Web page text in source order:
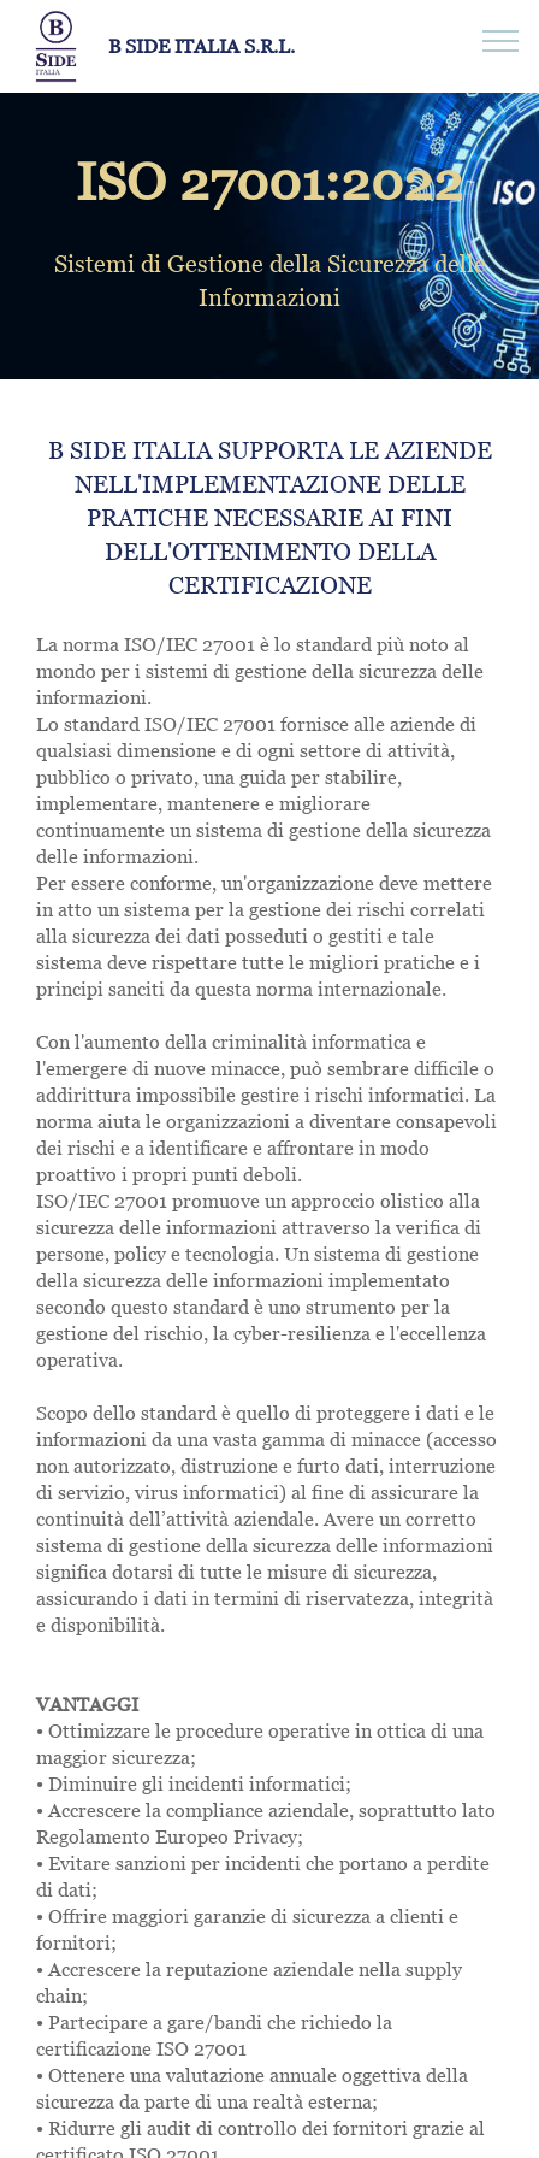
B SIDE ITALIA S.R.L.
ISO 27001:2022
Sistemi di Gestione della Sicurezza delle
Informazioni
B SIDE ITALIA SUPPORTA LE AZIENDE
NELL'IMPLEMENTAZIONE DELLE
PRATICHE NECESSARIE AI FINI
DELL'OTTENIMENTO DELLA
CERTIFICAZIONE
La norma ISO/IEC 27001 è lo standard più noto al
mondo per i sistemi di gestione della sicurezza delle
informazioni.
Lo standard ISO/IEC 27001 fornisce alle aziende di
qualsiasi dimensione e di ogni settore di attività,
pubblico o privato, una guida per stabilire,
implementare, mantenere e migliorare
continuamente un sistema di gestione della sicurezza
delle informazioni.
Per essere conforme, un'organizzazione deve mettere
in atto un sistema per la gestione dei rischi correlati
alla sicurezza dei dati posseduti o gestiti e tale
sistema deve rispettare tutte le migliori pratiche e i
principi sanciti da questa norma internazionale.
Con l'aumento della criminalità informatica e
l'emergere di nuove minacce, può sembrare difficile o
addirittura impossibile gestire i rischi informatici. La
norma aiuta le organizzazioni a diventare consapevoli
dei rischi e a identificare e affrontare in modo
proattivo i propri punti deboli.
ISO/IEC 27001 promuove un approccio olistico alla
sicurezza delle informazioni attraverso la verifica di
persone, policy e tecnologia. Un sistema di gestione
della sicurezza delle informazioni implementato
secondo questo standard è uno strumento per la
gestione del rischio, la cyber-resilienza e l'eccellenza
operativa.
Scopo dello standard è quello di proteggere i dati e le
informazioni da una vasta gamma di minacce (accesso
non autorizzato, distruzione e furto dati, interruzione
di servizio, virus informatici) al fine di assicurare la
continuità dell’attività aziendale. Avere un corretto
sistema di gestione della sicurezza delle informazioni
significa dotarsi di tutte le misure di sicurezza,
assicurando i dati in termini di riservatezza, integrità
e disponibilità.
VANTAGGI
• Ottimizzare le procedure operative in ottica di una
maggior sicurezza;
• Diminuire gli incidenti informatici;
• Accrescere la compliance aziendale, soprattutto lato
Regolamento Europeo Privacy;
• Evitare sanzioni per incidenti che portano a perdite
di dati;
• Offrire maggiori garanzie di sicurezza a clienti e
fornitori;
• Accrescere la reputazione aziendale nella supply
chain;
• Partecipare a gare/bandi che richiedo la
certificazione ISO 27001
• Ottenere una valutazione annuale oggettiva della
sicurezza da parte di una realtà esterna;
• Ridurre gli audit di controllo dei fornitori grazie al